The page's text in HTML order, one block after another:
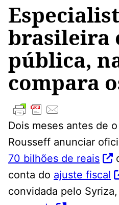
brasileira
pública,
compara
Dois meses antes de
Rousseff anunciar
70 bilhões de reais
conta do ajuste fiscal
convidada pelo Syriza,